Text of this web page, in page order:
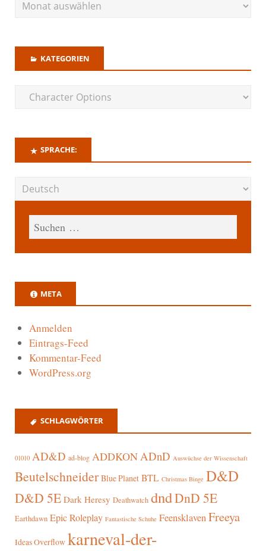
KATEGORIEN
SPRACHE:
META
Anmelden
Eintrags-Feed
Kommentar-Feed
WordPress.org
SCHLAGWÖRTER
01010 AD&D ad-blog ADDKON ADnD Auswüchse der Wissenschaft
Beutelschneider Blue Planet BTL Christmas Binge D&D
D&D 5E Dark Heresy Deathwatch dndDnD 5E
Earthdawn Epic Roleplay Fantastische Schuhe FeensklavenFreeya
Ideas Overflow karneval-der-